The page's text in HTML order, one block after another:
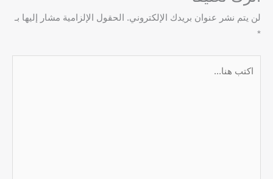
لن يتم نشر عنوان بريدك الإلكتروني. الحقول الإلزامية مشار إليها بـ
*